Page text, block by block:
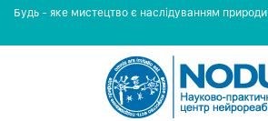
Будь - яке мистецтво є наслідуванням природи